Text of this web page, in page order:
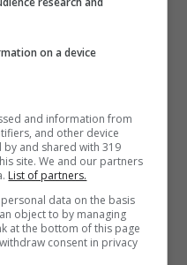
novità importanti
con qualche
in termini
gazzetta.it,
e De
prossima
di anticipare
on a device
and information from
and other device
by and shared with 319
site. We and our partners
List of partners.
data on the basis
object to by managing
at the bottom of this page
consent in privacy